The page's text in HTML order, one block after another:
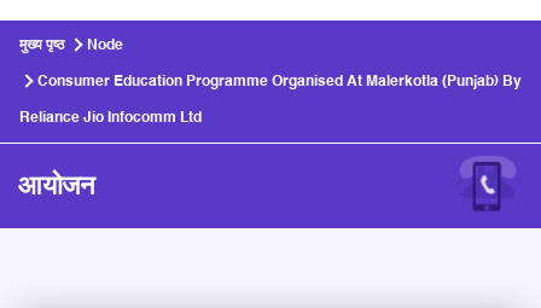
मुख्य पृष्ठ Node
Consumer Education Programme Organised At Malerkotla (Punjab) By
Reliance Jio Infocomm Ltd
आयोजन